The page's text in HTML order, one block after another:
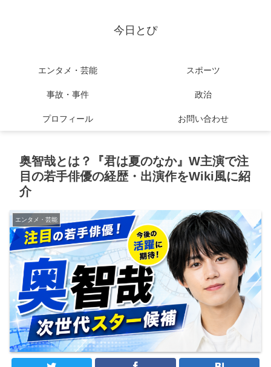
今日とぴ
エンタメ・芸能 スポーツ
事故・事件 政治
プロフィール お問い合わせ
奥智哉とは？『君は夏のなか』W主演で注
目の若手俳優の経歴・出演作をWiki風に紹
介
エンタメ・芸能